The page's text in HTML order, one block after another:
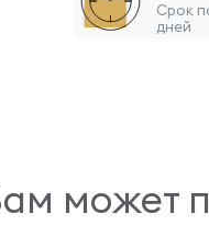
Срок
дней
может